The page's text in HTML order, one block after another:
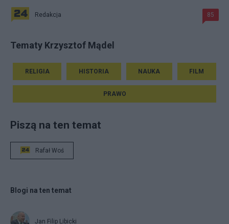
Redakcja 85
Tematy Krzysztof Mądel
RELIGIA HISTORIA NAUKA FILM
PRAWO
Piszą na ten temat
Rafał Woś
Blogi na ten temat
Jan Filip Libicki